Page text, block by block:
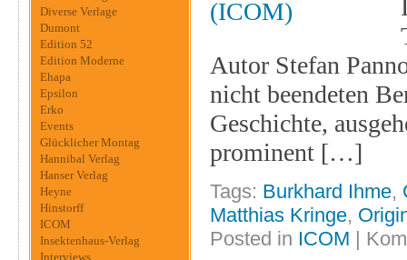
Diverse Verlage
Dumont
Edition 52
Edition Moderne
Ehapa
Epsilon
Erko
Events
Glücklicher Montag
Hannibal Verlag
Hanser Verlag
Heyne
Hinstorff
ICOM
Insektenhaus-Verlag
Interviews
Autor Stefan
nicht beendeten
Geschichte,
prominent […]
Tags: Burkhard Ihme,
Matthias Kringe,
Posted in ICOM |